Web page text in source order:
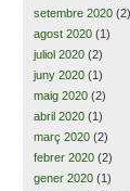
setembre 2020 (2)
agost 2020 (1)
juliol 2020 (2)
juny 2020 (1)
maig 2020 (2)
abril 2020 (1)
març 2020 (2)
febrer 2020 (2)
gener 2020 (1)